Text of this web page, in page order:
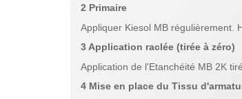
2 Primaire
Appliquer Kiesol MB régulièrement.
3 Application raclée (tirée à zéro)
Application de l'Etanchéité MB 2K
4 Mise en place du Tissu